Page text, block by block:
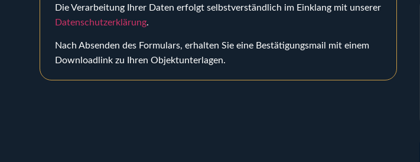
Die Verarbeitung Ihrer Daten erfolgt selbstverständlich im Einklang mit unserer
Datenschutzerklärung.
Nach Absenden des Formulars, erhalten Sie eine Bestätigungsmail mit einem
Downloadlink zu Ihren Objektunterlagen.